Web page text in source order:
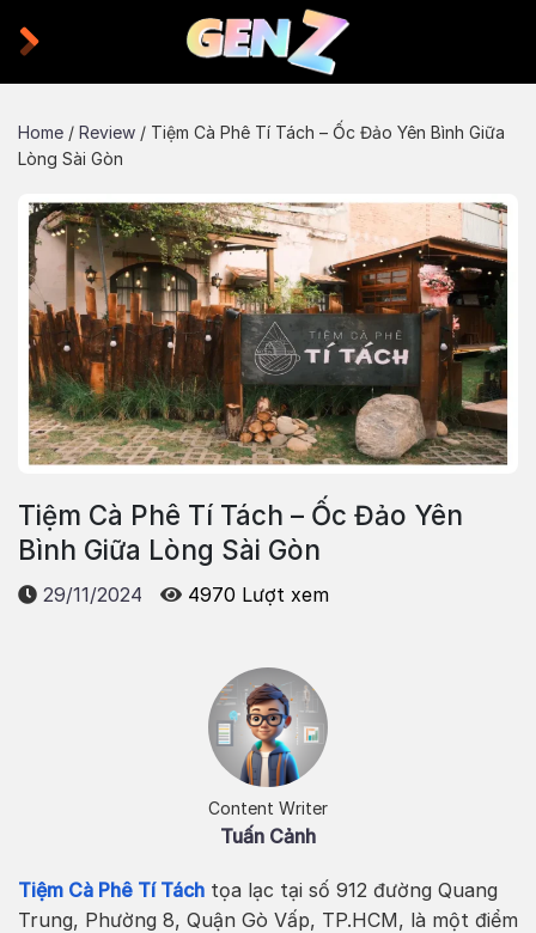
Home / Review / Tiệm Cà Phê Tí Tách – Ốc Đảo Yên Bình Giữa
Lòng Sài Gòn
Tiệm Cà Phê Tí Tách – Ốc Đảo Yên
Bình Giữa Lòng Sài Gòn
29/11/2024 4970 Lượt xem
Content Writer
Tuấn Cảnh
Tiệm Cà Phê Tí Táchtọa lạc tại số 912 đường Quang
Trung, Phường 8, Quận Gò Vấp, TP.HCM, là một điểm